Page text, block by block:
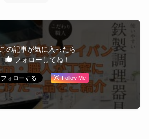
この記事が気に入ったら
フォローしてね！
Follow Me